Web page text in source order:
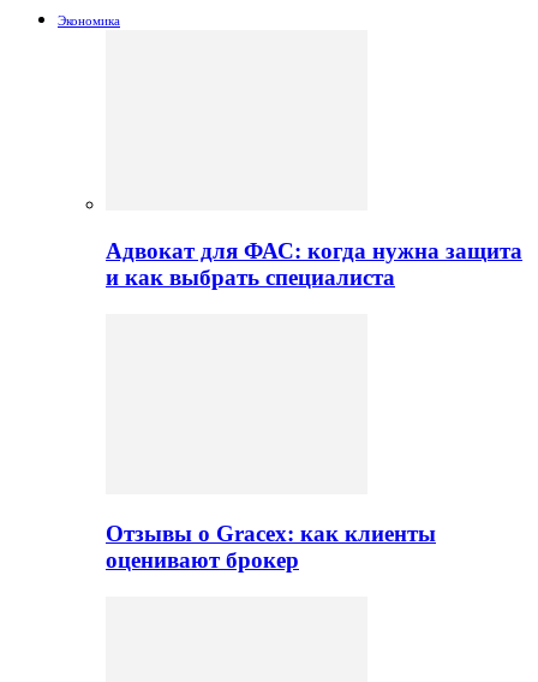
Экономика
Адвокат для ФАС: когда нужна защита
и как выбрать специалиста
Отзывы о Gracex: как клиенты
оценивают брокер